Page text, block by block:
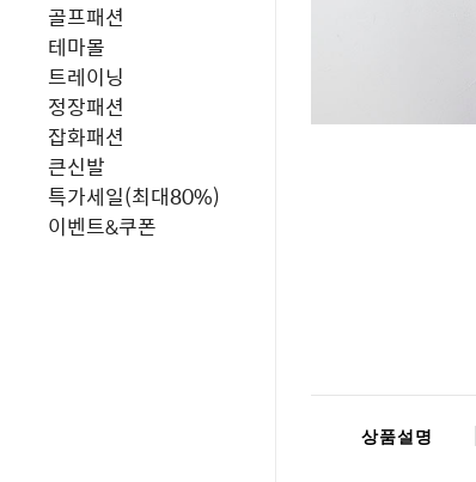
골프패션
테마몰
트레이닝
정장패션
잡화패션
큰신발
특가세일(최대80%)
이벤트&쿠폰
상품설명